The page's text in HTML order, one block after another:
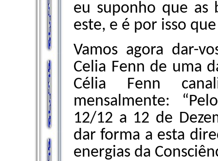
eu suponho que as
este, e é por isso
Vamos agora dar-
Celia Fenn de uma
Célia Fenn
mensalmente:
12/12 a 12 de
dar forma a esta
energias da